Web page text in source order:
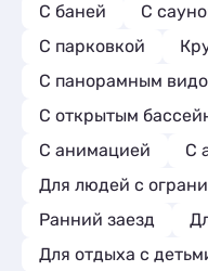
С баней
С
С парковкой
С панорамным
С открытым
С анимацией
С
Для людей с
Ранний заезд
Для отдыха с